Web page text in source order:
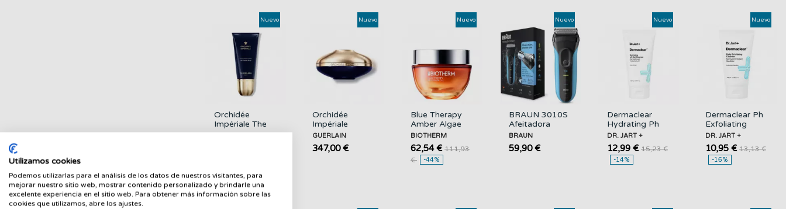
Orchidée
Impériale The
Foam In Cream
Nuevo
Orchidée
Impériale
Longevity
Cream
GUERLAIN
GUERLAIN
347,00 €
Nuevo
Blue Therapy
Amber Algae
Revitalize Day
BIOTHERM
BIOTHERM
62,54 € 111,93
€
-44%
Nuevo
BRAUN 3010S
Afeitadora
Proskin
Wet&dry
Recargable
BRAUN
59,90 €
Nuevo
Dermaclear
Hydrating Ph
Gel Cleanser gel
Limpiador
Facial DR....
DR. JART +
12,99 € 15,23 €
-14%
Nuevo
Dermaclear Ph
Exfoliating
Cleanser
exfpliante
Limpiador
Facial...
DR. JART +
10,95 € 13,13 €
-16%
Nuevo
Utilizamos cookies
Podemos utilizarlas para el análisis de los datos de nuestros visitantes, para
mejorar nuestro sitio web, mostrar contenido personalizado y brindarle una
excelente experiencia en el sitio web. Para obtener más información sobre las
cookies que utilizamos, abre los ajustes.